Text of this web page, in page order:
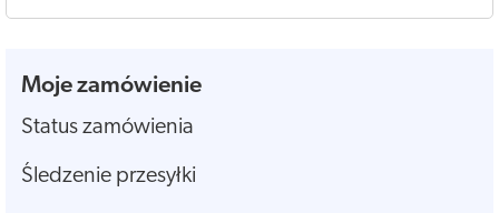
Moje zamówienie
Status zamówienia
Śledzenie przesyłki